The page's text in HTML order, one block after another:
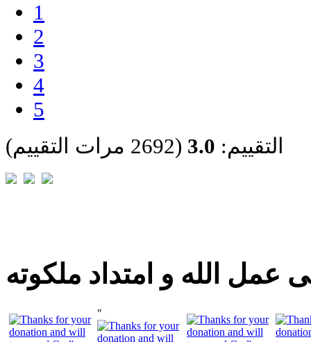
1
2
3
4
5
التقييم: 3.0 (2692 مرات التقييم)
عمل الله و امتداد ملكوته
"